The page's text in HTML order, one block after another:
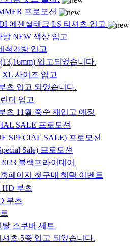
프로모션
에센셜테크 LS 티셔츠 입고
NEW 색상 입고
척가방 입고
입고되었습니다.
사이즈 입고
츠 입고 되었습니다.
더 입고
츠 11월 중순 재입고 예정
SALE 프로모션
SPECIAL SALE) 프로모션
Sale) 프로모션
블랙프라이데이
페이지 첫구매 혜택 이벤트
HD 부츠
부츠
스쿠버 세트
츠 5종 입고 되었습니다.